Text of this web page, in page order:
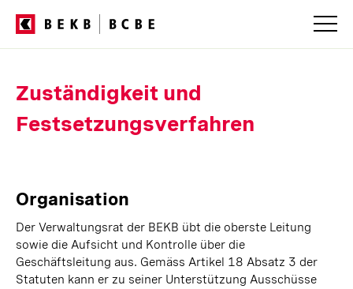
Zuständigkeit und
Festsetzungsverfahren
Organisation
Der Verwaltungsrat der BEKB übt die oberste Leitung
sowie die Aufsicht und Kontrolle über die
Geschäftsleitung aus. Gemäss Artikel 18 Absatz 3 der
Statuten kann er zu seiner Unterstützung Ausschüsse